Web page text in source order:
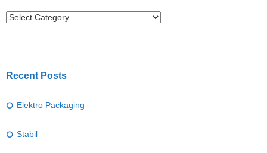
Recent Posts
Elektro Packaging
Stabil